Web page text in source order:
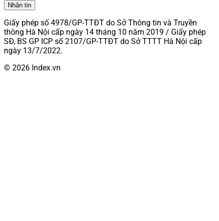
Nhận tin
Giấy phép số 4978/GP-TTĐT do Sở Thông tin và Truyền
thông Hà Nội cấp ngày 14 tháng 10 năm 2019 / Giấy phép
SĐ, BS GP ICP số 2107/GP-TTĐT do Sở TTTT Hà Nội cấp
ngày 13/7/2022.
© 2026 Index.vn